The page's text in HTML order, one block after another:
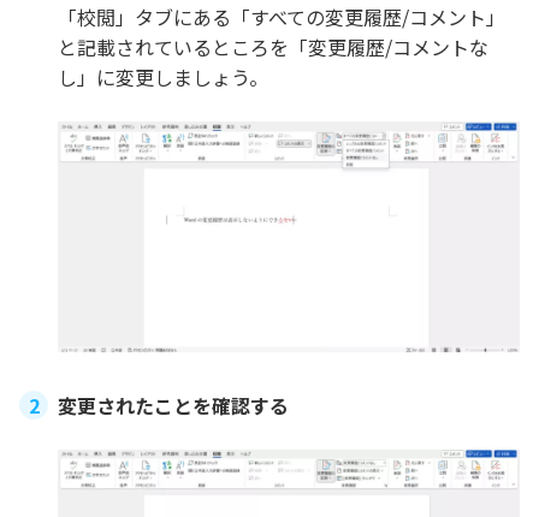
「校閲」タブにある「すべての変更履歴/コメント」
と記載されているところを「変更履歴/コメントな
し」に変更しましょう。
変更されたことを確認する